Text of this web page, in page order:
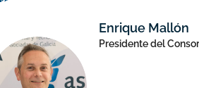
Enrique Mallón
Presidente del